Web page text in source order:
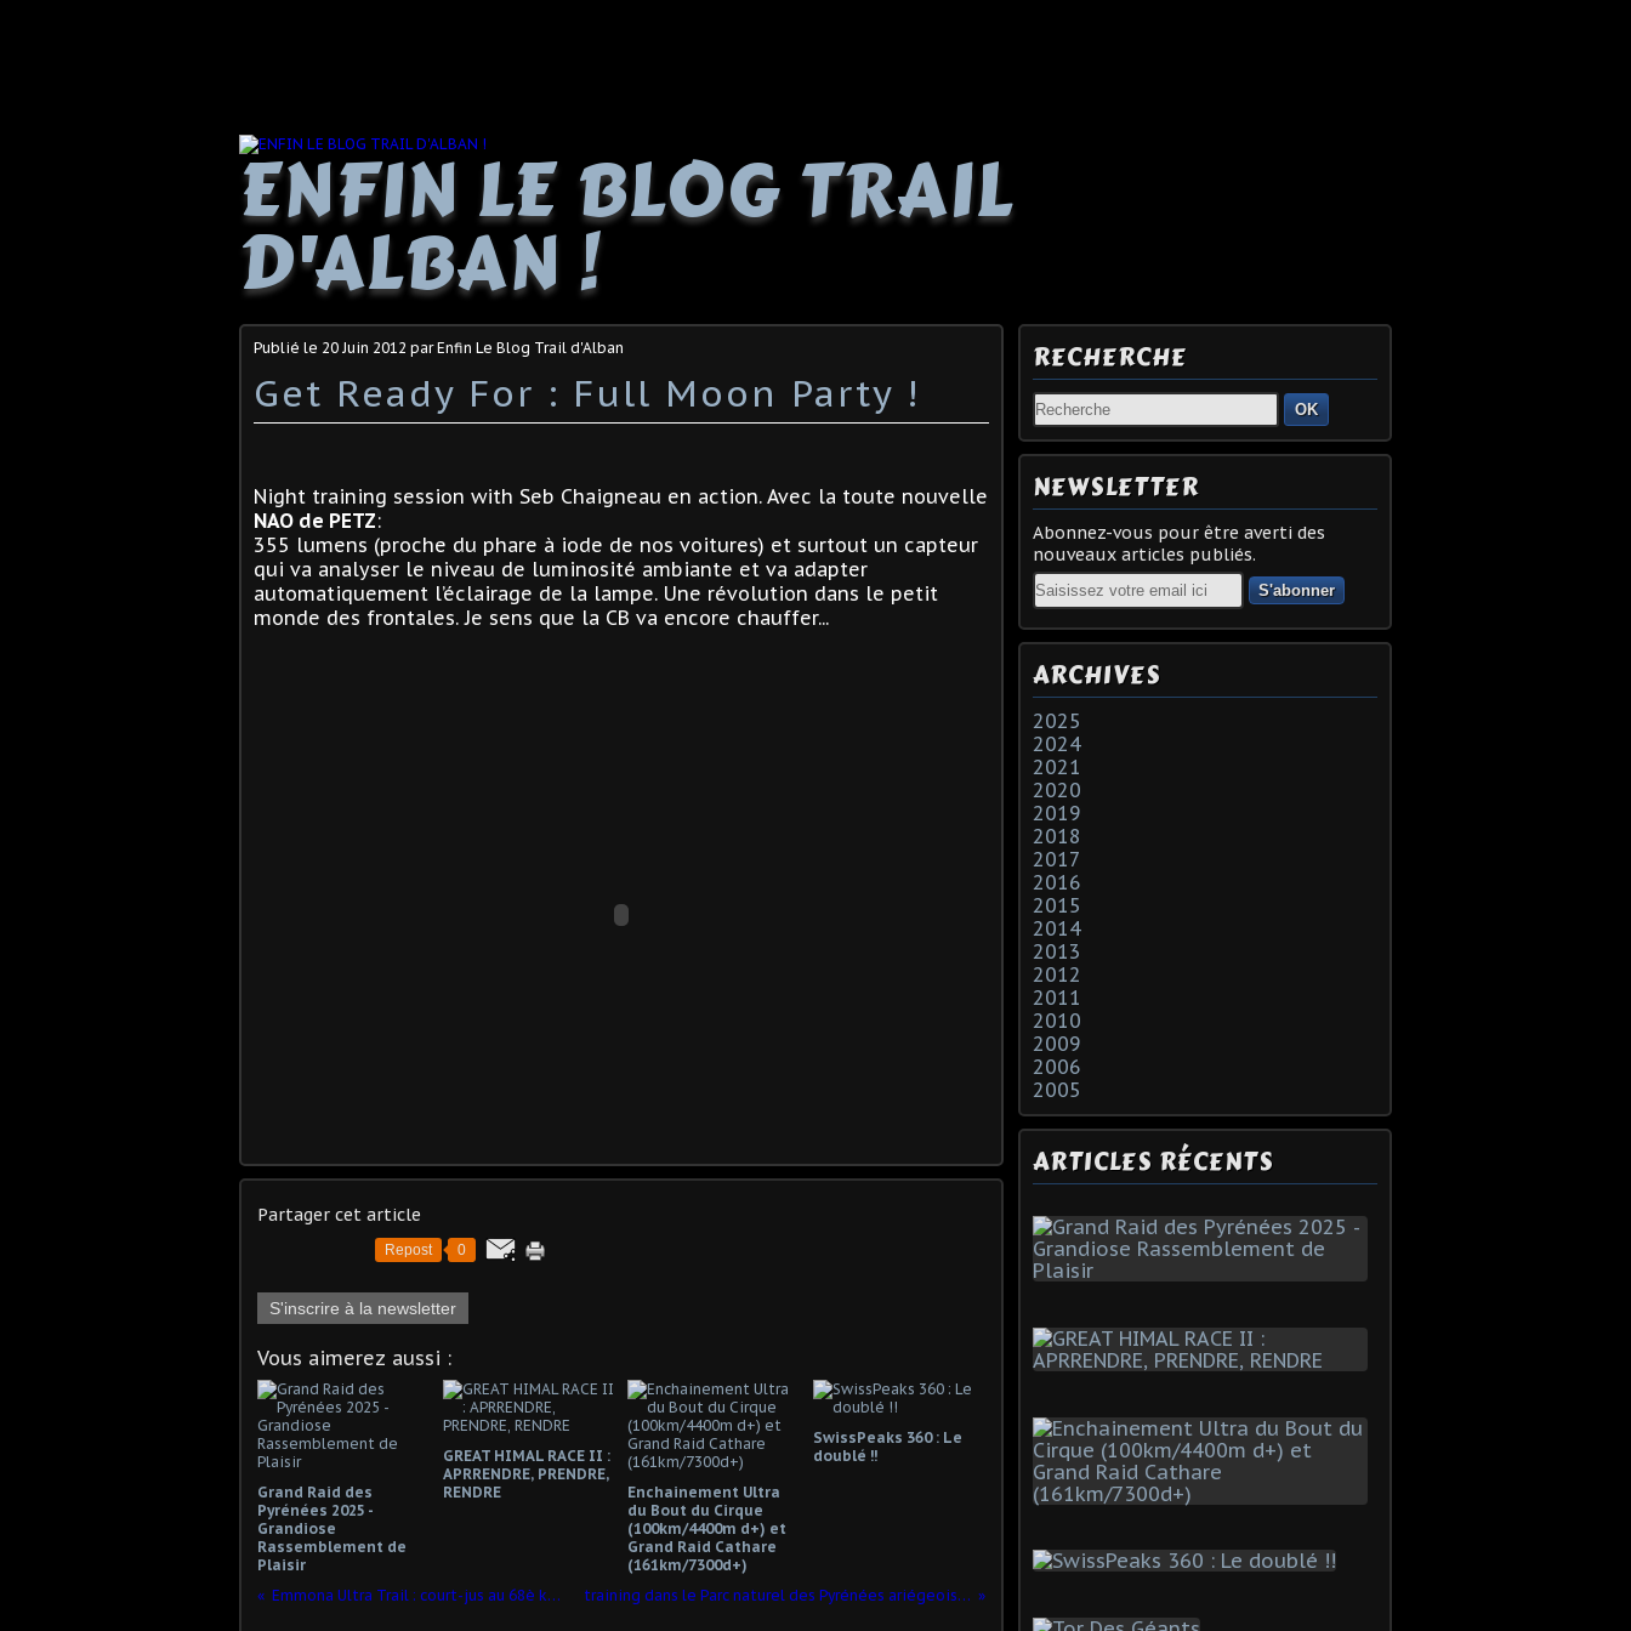
ENFIN LE BLOG TRAIL
D'ALBAN !
Publié le 20 Juin 2012 par Enfin Le Blog Trail d'Alban
Get Ready For : Full Moon Party !
Night training session with Seb Chaigneau en action. Avec la toute nouvelle
NAO de PETZ:
355 lumens (proche du phare à iode de nos voitures) et surtout un capteur
qui va analyser le niveau de luminosité ambiante et va adapter
automatiquement l’éclairage de la lampe. Une révolution dans le petit
monde des frontales. Je sens que la CB va encore chauffer...
Partager cet article
Repost 0
S'inscrire à la newsletter
Vous aimerez aussi :
Grand Raid des
Pyrénées 2025 -
Grandiose
Rassemblement de
Plaisir
GREAT HIMAL RACE II :
APRRENDRE, PRENDRE,
RENDRE
Enchainement Ultra
du Bout du Cirque
(100km/4400m d+) et
Grand Raid Cathare
(161km/7300d+)
SwissPeaks 360 : Le
doublé !!
Emmona Ultra Trail : court-jus au 68è km... training dans le Parc naturel des Pyrénées ariégeoises
RECHERCHE
OK
NEWSLETTER
Abonnez-vous pour être averti des
nouveaux articles publiés.
Email
ARCHIVES
2025
2024
2021
2020
2019
2018
2017
2016
2015
2014
2013
2012
2011
2010
2009
2006
2005
ARTICLES RÉCENTS